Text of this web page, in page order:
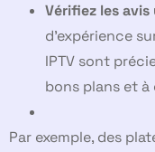
Vérifiez les
d’expérience
IPTV sont
bons plans et à
Par exemple, des